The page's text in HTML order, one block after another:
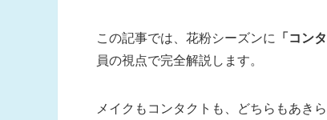
この記事では、花粉シーズンに 「コン
員の視点で完全解説します。
メイクもコンタクトも、どちらもあき